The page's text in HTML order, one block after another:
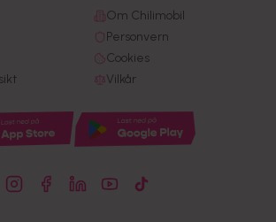
Om Chilimobil
Personvern
Cookies
Vilkår